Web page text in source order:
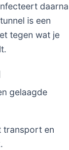
daarna
is een
tegen wat je
gelaagde
transport en